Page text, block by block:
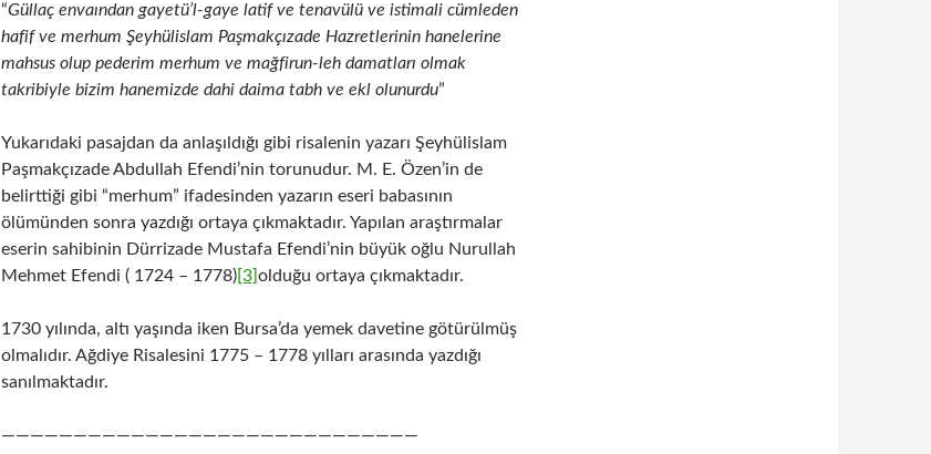
“Güllaç envaından gayetü’l-gaye latif ve tenavülü ve istimali cümleden
hafif ve merhum Şeyhülislam Paşmakçızade Hazretlerinin hanelerine
mahsus olup pederim merhum ve mağfirun-leh damatları olmak
takribiyle bizim hanemizde dahi daima tabh ve ekl olunurdu”
Yukarıdaki pasajdan da anlaşıldığı gibi risalenin yazarı Şeyhülislam
Paşmakçızade Abdullah Efendi’nin torunudur. M. E. Özen’in de
belirttiği gibi “merhum” ifadesinden yazarın eseri babasının
ölümünden sonra yazdığı ortaya çıkmaktadır. Yapılan araştırmalar
eserin sahibinin Dürrizade Mustafa Efendi’nin büyük oğlu Nurullah
Mehmet Efendi ( 1724 – 1778)[3]olduğu ortaya çıkmaktadır.
1730 yılında, altı yaşında iken Bursa’da yemek davetine götürülmüş
olmalıdır. Ağdiye Risalesini 1775 – 1778 yılları arasında yazdığı
sanılmaktadır.
—————————————————————————————